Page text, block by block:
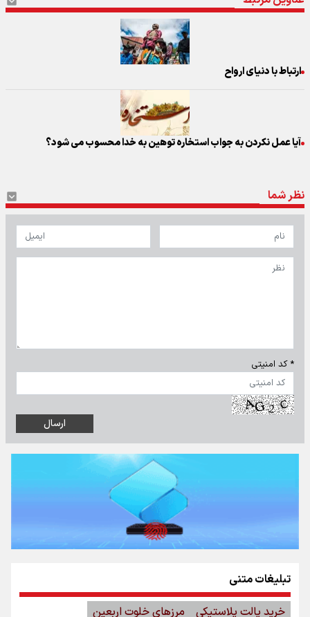
ارتباط با دنیای ارواح
آیا عمل نکردن به جواب استخاره توهین به خدا محسوب می شود؟
نظر شما
* کد امنیتی
تبلیغات متنی
خرید پالت پلاستیکی
مرزهای خلوت اربعین